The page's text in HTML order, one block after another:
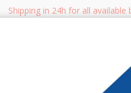
Shipping in 24h for all available